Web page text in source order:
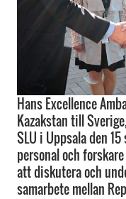
Hans Excellence
Kazakstan till
SLU i Uppsala den
personal och
att diskutera och
samarbete mellan